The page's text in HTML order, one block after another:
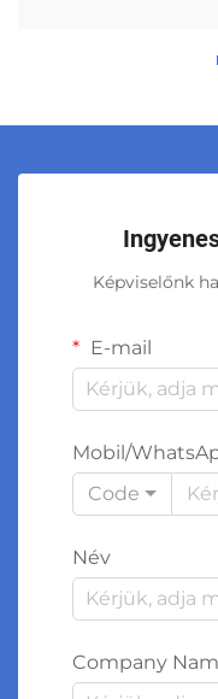
Képviselőnk
E-mail
Mobil/
Code
Név
Company